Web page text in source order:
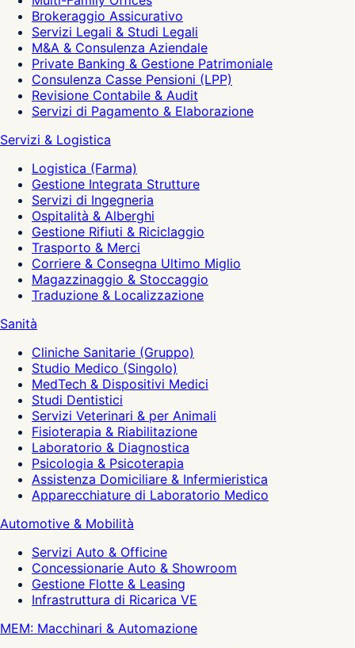
Brokeraggio Assicurativo
Servizi Legali & Studi Legali
M&A & Consulenza Aziendale
Private Banking & Gestione Patrimoniale
Consulenza Casse Pensioni (LPP)
Revisione Contabile & Audit
Servizi di Pagamento & Elaborazione
Servizi & Logistica
Logistica (Farma)
Gestione Integrata Strutture
Servizi di Ingegneria
Ospitalità & Alberghi
Gestione Rifiuti & Riciclaggio
Trasporto & Merci
Corriere & Consegna Ultimo Miglio
Magazzinaggio & Stoccaggio
Traduzione & Localizzazione
Sanità
Cliniche Sanitarie (Gruppo)
Studio Medico (Singolo)
MedTech & Dispositivi Medici
Studi Dentistici
Servizi Veterinari & per Animali
Fisioterapia & Riabilitazione
Laboratorio & Diagnostica
Psicologia & Psicoterapia
Assistenza Domiciliare & Infermieristica
Apparecchiature di Laboratorio Medico
Automotive & Mobilità
Servizi Auto & Officine
Concessionarie Auto & Showroom
Gestione Flotte & Leasing
Infrastruttura di Ricarica VE
MEM: Macchinari & Automazione